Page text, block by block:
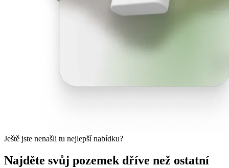
Ještě jste nenašli tu nejlepší nabídku?
Najděte svůj pozemek dříve než ostatní